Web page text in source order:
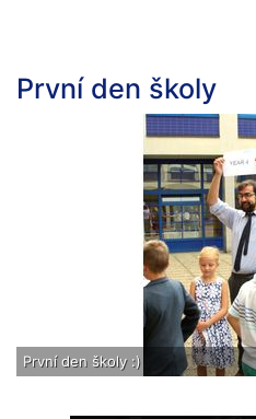
První den školy
První den školy :)